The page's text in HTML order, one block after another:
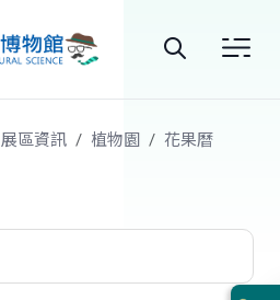
站
展區資訊 植物園
花果曆